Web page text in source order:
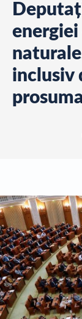
inclusiv